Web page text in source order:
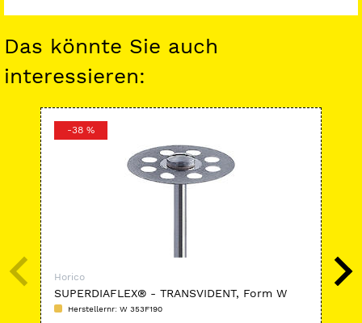
Das könnte Sie auch
interessieren:
-38 %
Horico
SUPERDIAFLEX® - TRANSVIDENT, Form W
353 FHerstellernr: W 353F190